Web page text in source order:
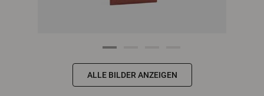
ALLE BILDER ANZEIGEN